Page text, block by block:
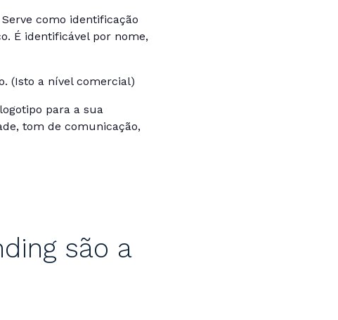
como identificação
É identificável por nome,
(Isto a nível comercial)
para a sua
tom de comunicação,
são a